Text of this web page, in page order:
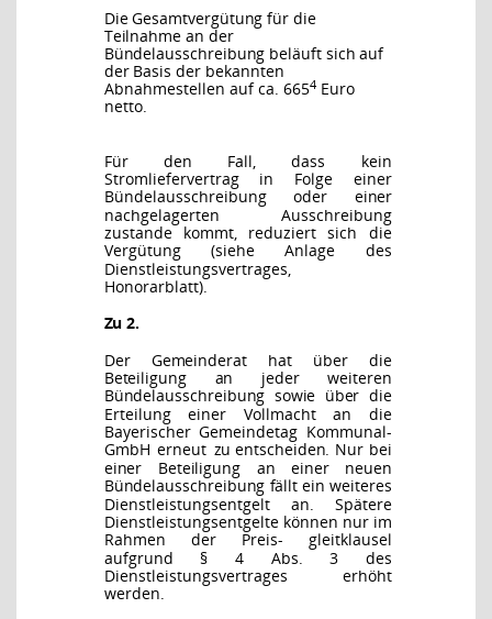
Die Gesamtvergütung für die
Teilnahme an der
Bündelausschreibung beläuft sich auf
der Basis der bekannten
Abnahmestellen auf ca. 6654Euro
netto.
Für den Fall, dass
kein
Stromliefervertrag
in Folge
einer
Bündelausschreibung
oder
einer
nachgelagerten Ausschreibung
zustande kommt, reduziert sich die
Vergütung (siehe Anlage
des
Dienstleistungsvertrages,
Honorarblatt).
Zu 2.
Der Gemeinderat hat über die
Beteiligung an jeder weiteren
Bündelausschreibung sowie über die
Erteilung
einer Vollmacht an
die
Bayerischer Gemeindetag Kommunal-
GmbH erneut zu entscheiden. Nur bei
einer Beteiligung an einer neuen
Bündelausschreibung fällt ein weiteres
Dienstleistungsentgelt an. Spätere
Dienstleistungsentgelte können nur im
Rahmen der Preis-
gleitklausel
aufgrund § 4 Abs. 3 des
Dienstleistungsvertrages erhöht
werden.